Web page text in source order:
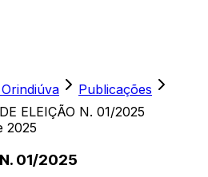
Publicações
ELEIÇÃO N. 01/2025
2025
N. 01/2025